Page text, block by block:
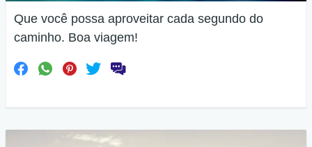
Que você possa aproveitar cada segundo do
caminho. Boa viagem!